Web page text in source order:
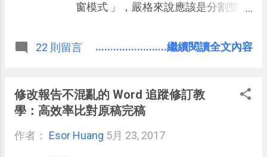
窗模式 」，嚴格來說應該是分割雙視
多 App 不適用。但更新 Android 7.0
了，起碼在我使用的 App 範圍內，無
論筆記、地圖、即時通、瀏覽器、影
遇到不支援雙視窗的 App）。 我自己
22 則留言 ........................繼續閱讀全文內容
修改報告不混亂的 Word 追蹤修訂教
學：高效率比對原稿完稿
作者： Esor Huang 5月 23, 2017